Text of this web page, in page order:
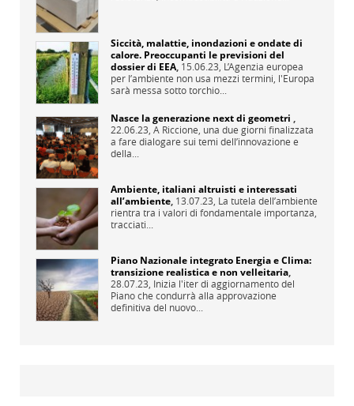
Siccità, malattie, inondazioni e ondate di
calore. Preoccupanti le previsioni del
dossier di EEA, 15.06.23, L’Agenzia europea
per l’ambiente non usa mezzi termini, l'Europa
sarà messa sotto torchio...
Nasce la generazione next di geometri ,
22.06.23, A Riccione, una due giorni finalizzata
a fare dialogare sui temi dell’innovazione e
della...
Ambiente, italiani altruisti e interessati
all’ambiente, 13.07.23, La tutela dell’ambiente
rientra tra i valori di fondamentale importanza,
tracciati...
Piano Nazionale integrato Energia e Clima:
transizione realistica e non velleitaria,
28.07.23, Inizia l'iter di aggiornamento del
Piano che condurrà alla approvazione
definitiva del nuovo...